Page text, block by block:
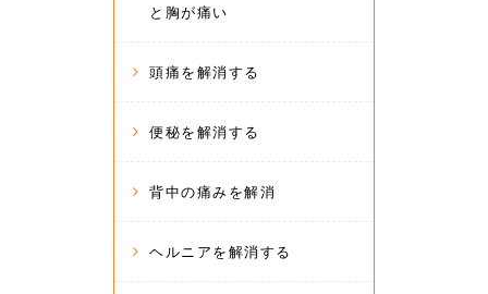
と胸が痛い
頭痛を解消する
便秘を解消する
背中の痛みを解消
ヘルニアを解消する